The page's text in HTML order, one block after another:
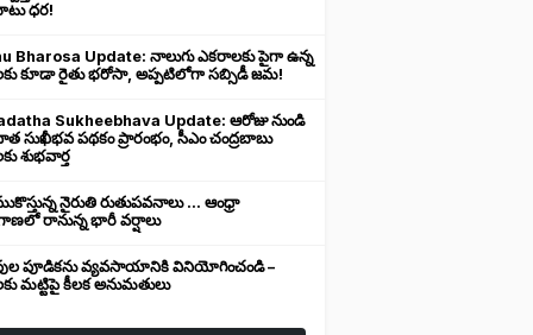
ధర!
Bharosa Update: నాలుగు ఎకరాలకు పైగా ఉన్న
కూడా రైతు భరోసా, అప్పటిలోగా సబ్సిడీ జమ!
Sukheebhava Update: ఆరోజు నుండి
సుఖీభవ పథకం ప్రారంభం, సీఎం చంద్రబాబు
శుభవార్త
నైరుతి రుతుపవనాలు ... ఆంధ్రా
రానున్న భారీ వర్షాలు
పూడికను వ్యవసాయానికి వినియోగించండి –
మట్టిపై కీలక అనుమతులు